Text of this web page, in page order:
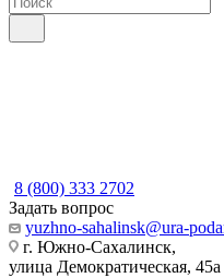
8 (800) 333 2702
Задать вопрос
yuzhno-sahalinsk@ura-
г. Южно-Сахалинск,
улица Демократическая, 45а